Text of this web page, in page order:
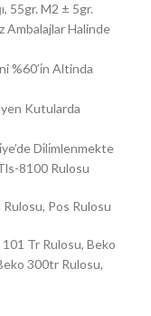
55gr. M2 ± 5gr.
Ambalajlar Halinde
%60’i̇n Altinda
Kutularda
Di̇li̇mlenmekte
8100 Rulosu
Pos Rulosu
Tr Rulosu, Beko
300tr Rulosu,